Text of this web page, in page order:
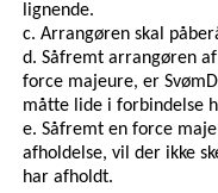
lignende.
c. Arrangøren skal
d. Såfremt arrangøren
force majeure, er
måtte lide i forbindelse
e. Såfremt en force
afholdelse, vil der ikke
har afholdt.